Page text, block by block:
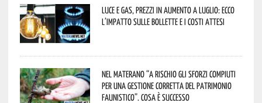
Luce e gas, prezzi in aumento a luglio: ecco
l’impatto sulle bollette e i costi attesi
Nel materano “a rischio gli sforzi compiuti
per una gestione corretta del patrimonio
faunistico”. Cosa è successo